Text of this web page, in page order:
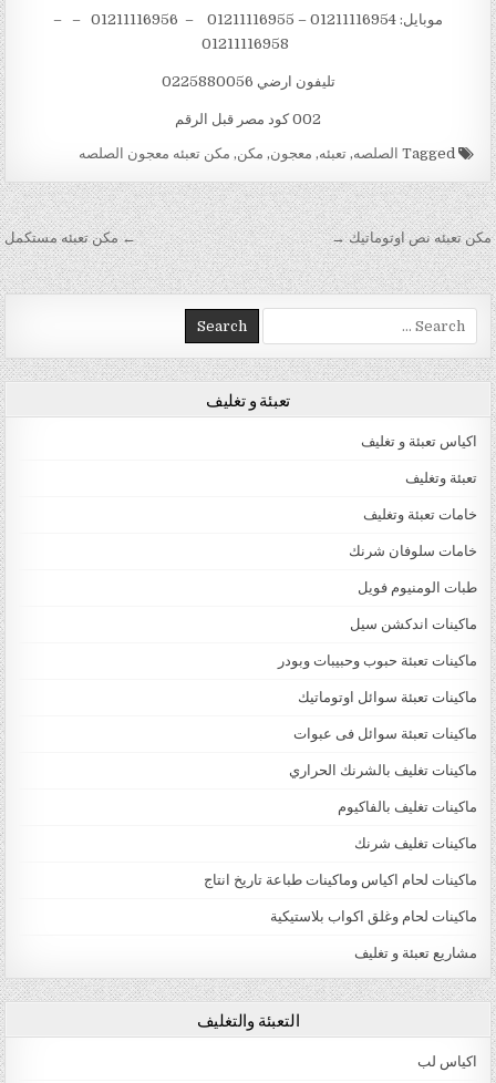
موبايل: 01211116954 – 01211116955 – 01211116956 – –
تليفون ارضي 0225880056
002 كود مصر قبل الرقم
Tagged الصلصه,تعبئه, معجون, مكن, مكن تعبئه معجون الصلصه
تصفّح المقالات ← مكن تعبئه مستكمل مكن تعبئه نص اوتوماتيك →
Search for:
تعبئة و تغليف
اكياس تعبئة و تغليف
تعبئة وتغليف
خامات تعبئة وتغليف
خامات سلوفان شرنك
طبات الومنيوم فويل
ماكينات اندكشن سيل
ماكينات تعبئة حبوب وحبيبات وبودر
ماكينات تعبئة سوائل اوتوماتيك
ماكينات تعبئة سوائل فى عبوات
ماكينات تغليف بالشرنك الحراري
ماكينات تغليف بالفاكيوم
ماكينات تغليف شرنك
ماكينات لحام اكياس وماكينات طباعة تاريخ انتاج
ماكينات لحام وغلق اكواب بلاستيكية
مشاريع تعبئة و تغليف
التعبئة والتغليف
اكياس لب